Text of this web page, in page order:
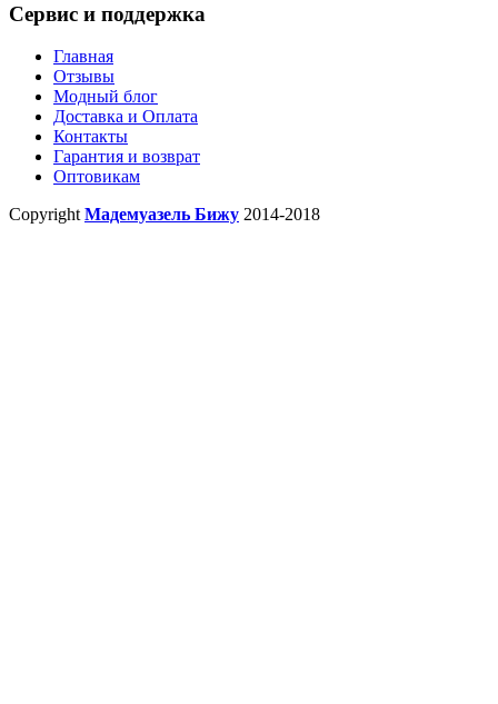
Сервис и поддержка
Главная
Отзывы
Модный блог
Доставка и Оплата
Контакты
Гарантия и возврат
Оптовикам
CopyrightМадемуазель Бижу 2014-2018